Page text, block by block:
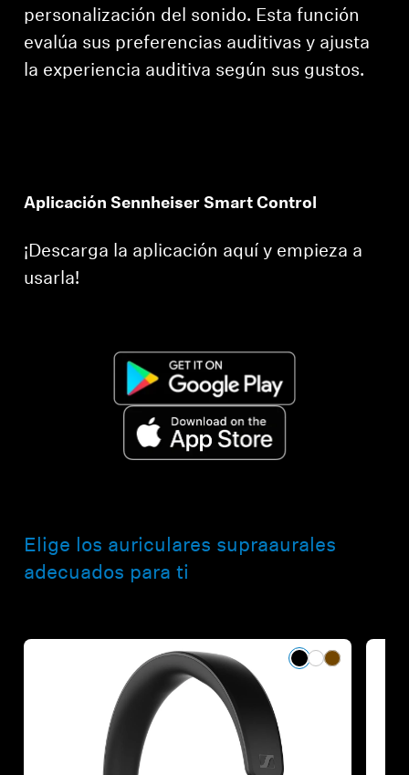
personalización del sonido. Esta función
evalúa sus preferencias auditivas y ajusta
la experiencia auditiva según sus gustos.
Aplicación Sennheiser Smart Control
¡Descarga la aplicación aquí y empieza a
usarla!
Elige los auriculares supraaurales
adecuados para ti